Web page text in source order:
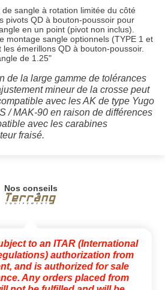
sangle à rotation limitée du côté
pivots QD à bouton-poussoir pour
en un point (pivot non inclus).
montage sangle optionnels (TYPE 1 et
émerillons QD à bouton-poussoir.
de 1.25"
de la large gamme de tolérances
mineur de la crosse peut
avec les AK de type Yugo
/ MAK-90 en raison de différences
avec les carabines
fraisé.
Nos conseils
to an ITAR (International
authorization from
and is authorized for sale
Any orders placed from